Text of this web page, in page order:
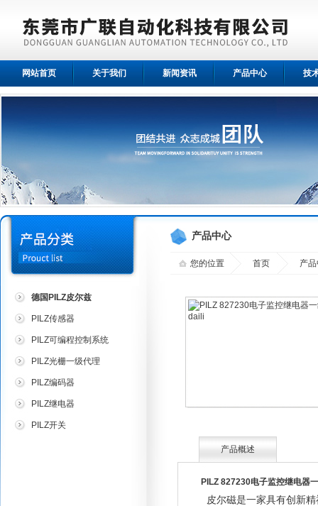
网站首页 关于我们 新闻资讯 产品中心 技
德国PILZ皮尔兹
PILZ传感器
PILZ可编程控制系统
PILZ光栅一级代理
PILZ编码器
PILZ继电器
PILZ开关
产品中心
您的位置 首页 产
产品概述
PILZ 827230电子监控继电器
皮尔磁是一家具有创新精